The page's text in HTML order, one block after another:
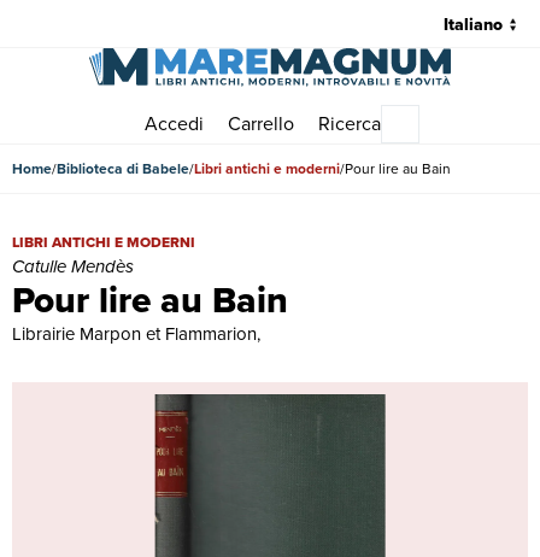
Accedi Carrello Ricerca
Home Biblioteca di Babele Libri antichi e moderni Pour lire au Bain
Pour lire au Bain
Pour lire au Bain | Libri antichi e moderni | Catulle Mendès
LIBRI ANTICHI E MODERNI
Catulle Mendès
Librairie Marpon et Flammarion,